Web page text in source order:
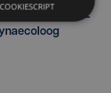
dienst in AZ